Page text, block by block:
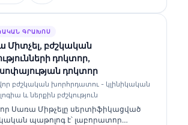
ճշգրտության կլինիկական
Դոկտոր Քլայնը լայնորեն
է բիոմարկերների
վերաբերյալ՝ լաբորատոր
թեմաներով։.
ԳՐԱԽՈՍ
Միտչել, բժշկական
դոկտոր,
դոկտոր
բժշկական խորհրդատու - կլինիկական
և ներքին բժշկություն
Սառա Միթչելը սերտիֆիկացված
պաթոլոգ է՝ լաբորատոր